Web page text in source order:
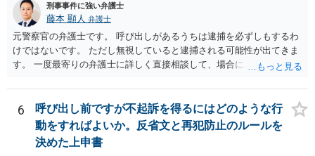
刑事事件に強い弁護士
藤本 顯人 弁護士
元警察官の弁護士です。 呼び出しがあるうちは逮捕を必ずしもするわ
けではないです。 ただし無視していると逮捕される可能性が出てきま
す。 一度最寄りの弁護士に詳しく直接相談して、場合によっては対応
6
呼び出し前ですが不起訴を得るにはどのような行
動をすればよいか。反省文と再犯防止のルールを
決めた上申書